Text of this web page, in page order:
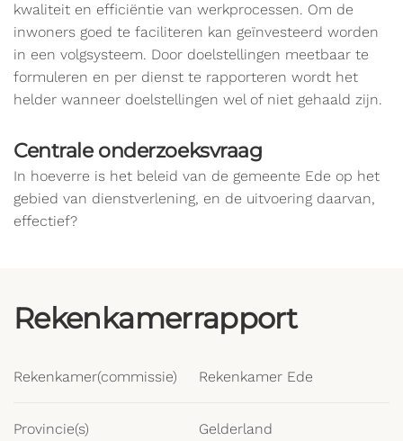
kwaliteit en efficiëntie van werkprocessen. Om de
inwoners goed te faciliteren kan geïnvesteerd worden
in een volgsysteem. Door doelstellingen meetbaar te
formuleren en per dienst te rapporteren wordt het
helder wanneer doelstellingen wel of niet gehaald zijn.
Centrale onderzoeksvraag
In hoeverre is het beleid van de gemeente Ede op het
gebied van dienstverlening, en de uitvoering daarvan,
effectief?
Rekenkamerrapport
Rekenkamer(commissie) Rekenkamer Ede
Provincie(s) Gelderland